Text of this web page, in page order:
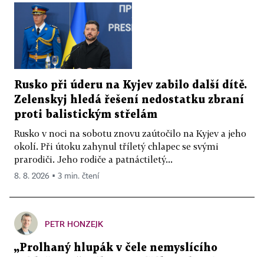
Rusko při úderu na Kyjev zabilo další dítě.
Zelenskyj hledá řešení nedostatku zbraní
proti balistickým střelám
Rusko v noci na sobotu znovu zaútočilo na Kyjev a jeho
okolí. Při útoku zahynul tříletý chlapec se svými
prarodiči. Jeho rodiče a patnáctiletý...
8. 8. 2026 ▪ 3 min. čtení
PETR HONZEJK
„Prolhaný hlupák v čele nemyslícího